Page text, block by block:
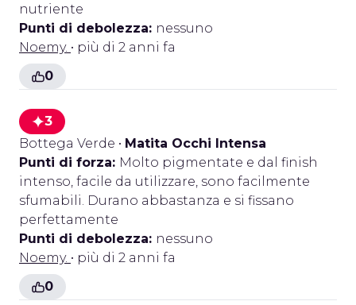
nutriente
Punti di debolezza: nessuno
Noemy. • più di 2 anni fa
0
3
Bottega Verde • Matita Occhi Intensa
Punti di forza: Molto pigmentate e dal finish
intenso, facile da utilizzare, sono facilmente
sfumabili. Durano abbastanza e si fissano
perfettamente
Punti di debolezza: nessuno
Noemy. • più di 2 anni fa
0